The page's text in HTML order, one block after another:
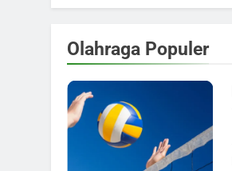
Olahraga Populer